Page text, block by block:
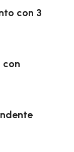
con 3
con